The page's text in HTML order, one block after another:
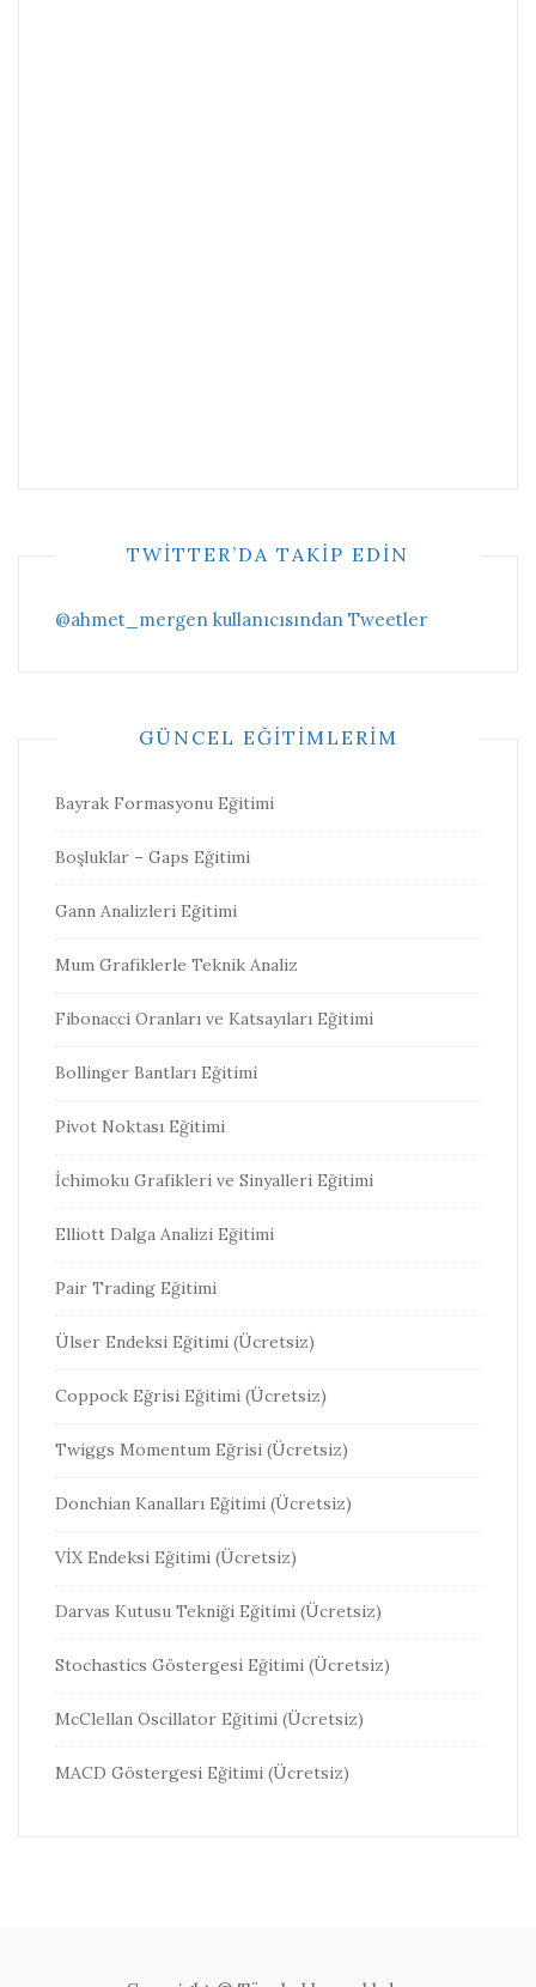
TWITTER’DA TAKIP EDIN
@ahmet_mergen kullanıcısından Tweetler
GÜNCEL EĞITIMLERIM
Bayrak Formasyonu Eğitimi
Boşluklar – Gaps Eğitimi
Gann Analizleri Eğitimi
Mum Grafiklerle Teknik Analiz
Fibonacci Oranları ve Katsayıları Eğitimi
Bollinger Bantları Eğitimi
Pivot Noktası Eğitimi
İchimoku Grafikleri ve Sinyalleri Eğitimi
Elliott Dalga Analizi Eğitimi
Pair Trading Eğitimi
Ülser Endeksi Eğitimi (Ücretsiz)
Coppock Eğrisi Eğitimi (Ücretsiz)
Twiggs Momentum Eğrisi (Ücretsiz)
Donchian Kanalları Eğitimi (Ücretsiz)
VİX Endeksi Eğitimi (Ücretsiz)
Darvas Kutusu Tekniği Eğitimi (Ücretsiz)
Stochastics Göstergesi Eğitimi (Ücretsiz)
McClellan Oscillator Eğitimi (Ücretsiz)
MACD Göstergesi Eğitimi (Ücretsiz)